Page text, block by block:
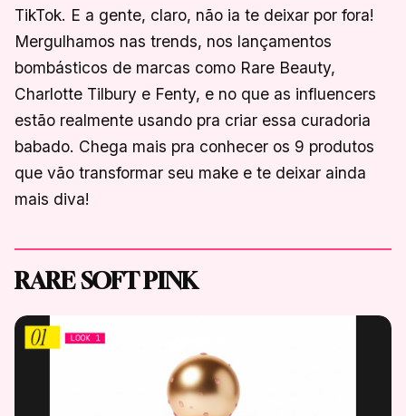
TikTok. E a gente, claro, não ia te deixar por fora!
Mergulhamos nas trends, nos lançamentos
bombásticos de marcas como Rare Beauty,
Charlotte Tilbury e Fenty, e no que as influencers
estão realmente usando pra criar essa curadoria
babado. Chega mais pra conhecer os 9 produtos
que vão transformar seu make e te deixar ainda
mais diva!
RARE SOFT PINK